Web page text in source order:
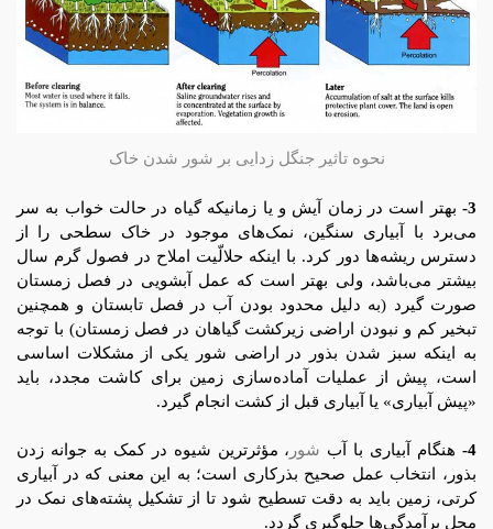
نحوه تاثیر جنگل زدایی بر شور شدن خاک
3-
بهتر است در زمان آیش و یا زمانیکه گیاه در حالت خواب به سر
می‌برد با آبیاری سنگین، نمک‌های موجود در خاک سطحی را از
دسترس ریشه‌ها دور کرد. با اینکه حلالّیت املاح در فصول گرم سال
بیشتر می‌باشد، ولی بهتر است که عمل آبشویی در فصل زمستان
صورت گیرد (به دلیل محدود بودن آب در فصل تابستان و همچنین
تبخیر کم و نبودن اراضی زیرکشت گیاهان در فصل زمستان) با توجه
به اینکه سبز شدن بذور در اراضی شور یکی از مشکلات اساسی
است، پیش از عملیات آماده‌سازی زمین برای کاشت مجدد، باید
«پیش آبیاری» یا آبیاری قبل از کشت انجام گیرد.
4- هنگام آبیاری با آب شور ، مؤثرترین شیوه در کمک به جوانه زدن
بذور، انتخاب عمل صحیح بذرکاری است؛ به این معنی که در آبیاری
کرتی، زمین باید به دقت تسطیح شود تا از تشکیل پشته‌های نمک در
محل برآمدگی‌ها جلوگیری گردد.